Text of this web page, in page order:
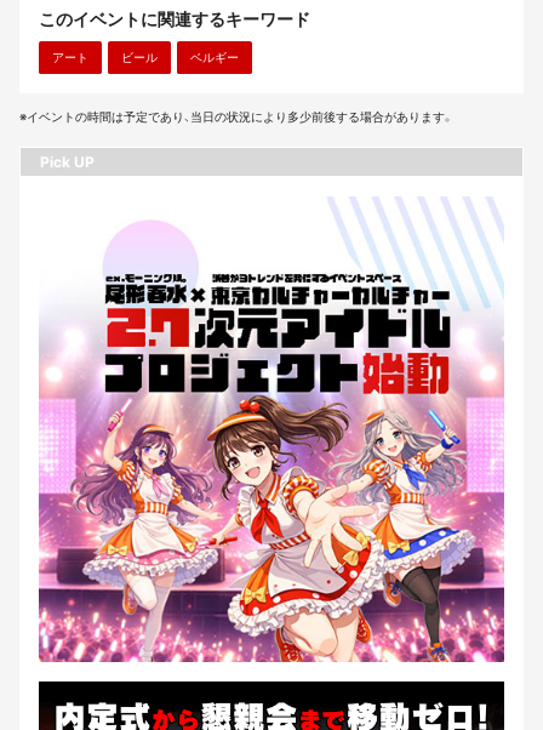
このイベントに関連するキーワード
アート ビール ベルギー
※イベントの時間は予定であり、当日の状況により多少前後する場合があります。
Pick UP